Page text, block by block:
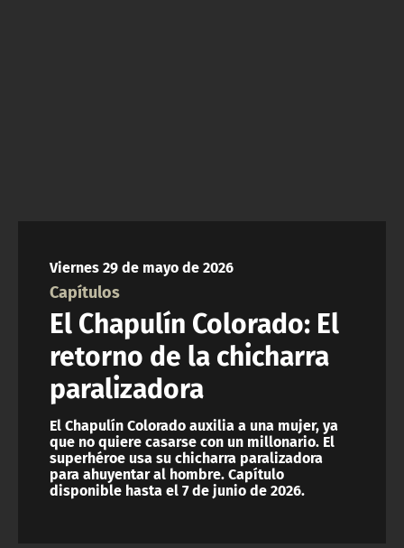
Viernes 29 de mayo de 2026
Capítulos
El Chapulín Colorado: El
retorno de la chicharra
paralizadora
El Chapulín Colorado auxilia a una mujer, ya
que no quiere casarse con un millonario. El
superhéroe usa su chicharra paralizadora
para ahuyentar al hombre. Capítulo
disponible hasta el 7 de junio de 2026.